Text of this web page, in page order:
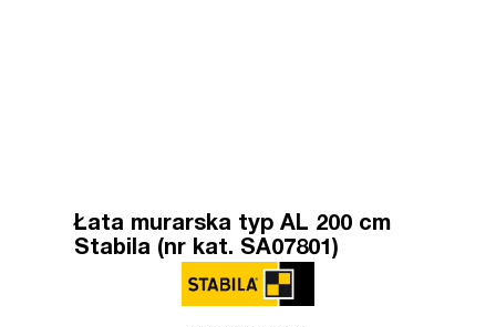
Łata murarska typ AL 200 cm
Stabila (nr kat. SA07801)